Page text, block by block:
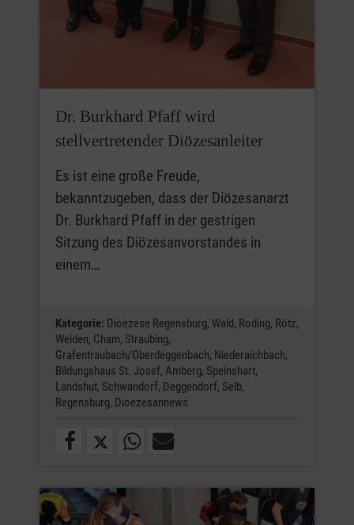
Dr. Burkhard Pfaff wird
stellvertretender Diözesanleiter
Es ist eine große Freude,
bekanntzugeben, dass der Diözesanarzt
Dr. Burkhard Pfaff in der gestrigen
Sitzung des Diözesanvorstandes in
einem…
Kategorie: Dioezese Regensburg, Wald, Roding, Rötz,
Weiden, Cham, Straubing,
Grafentraubach/Oberdeggenbach, Niederaichbach,
Bildungshaus St. Josef, Amberg, Speinshart,
Landshut, Schwandorf, Deggendorf, Selb,
Regensburg, Dioezesannews